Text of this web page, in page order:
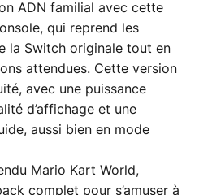
ADN familial avec cette
qui reprend les
la Switch originale tout en
attendues. Cette version
avec une puissance
d’affichage et une
aussi bien en mode
Mario Kart World,
complet pour s’amuser à